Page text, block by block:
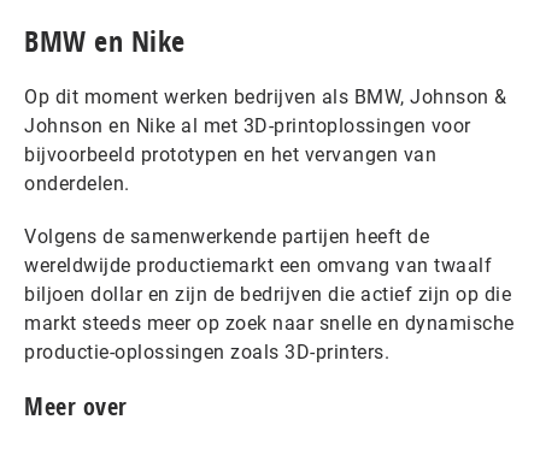
BMW en Nike
Op dit moment werken bedrijven als BMW, Johnson &
Johnson en Nike al met 3D-printoplossingen voor
bijvoorbeeld prototypen en het vervangen van
onderdelen.
Volgens de samenwerkende partijen heeft de
wereldwijde productiemarkt een omvang van twaalf
biljoen dollar en zijn de bedrijven die actief zijn op die
markt steeds meer op zoek naar snelle en dynamische
productie-oplossingen zoals 3D-printers.
Meer over